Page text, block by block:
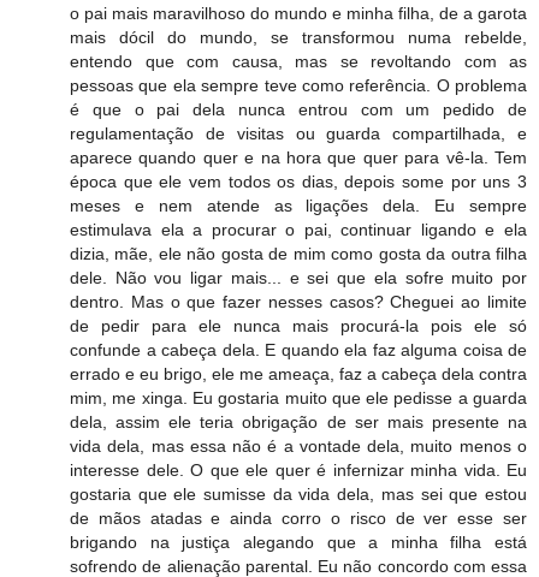
o pai mais maravilhoso do mundo e minha filha, de a garota
mais dócil do mundo, se transformou numa rebelde,
entendo que com causa, mas se revoltando com as
pessoas que ela sempre teve como referência. O problema
é que o pai dela nunca entrou com um pedido de
regulamentação de visitas ou guarda compartilhada, e
aparece quando quer e na hora que quer para vê-la. Tem
época que ele vem todos os dias, depois some por uns 3
meses e nem atende as ligações dela. Eu sempre
estimulava ela a procurar o pai, continuar ligando e ela
dizia, mãe, ele não gosta de mim como gosta da outra filha
dele. Não vou ligar mais... e sei que ela sofre muito por
dentro. Mas o que fazer nesses casos? Cheguei ao limite
de pedir para ele nunca mais procurá-la pois ele só
confunde a cabeça dela. E quando ela faz alguma coisa de
errado e eu brigo, ele me ameaça, faz a cabeça dela contra
mim, me xinga. Eu gostaria muito que ele pedisse a guarda
dela, assim ele teria obrigação de ser mais presente na
vida dela, mas essa não é a vontade dela, muito menos o
interesse dele. O que ele quer é infernizar minha vida. Eu
gostaria que ele sumisse da vida dela, mas sei que estou
de mãos atadas e ainda corro o risco de ver esse ser
brigando na justiça alegando que a minha filha está
sofrendo de alienação parental. Eu não concordo com essa